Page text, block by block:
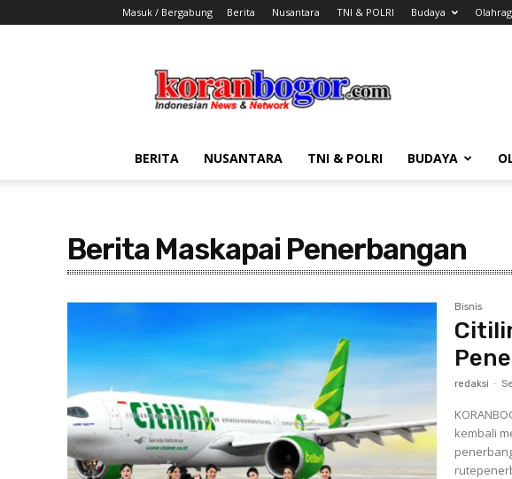
Masuk / Bergabung Berita Nusantara TNI & POLRI Budaya
Bogor
BERITA NUSANTARA TNI & POLRI BUDAYA
Berita Maskapai Penerbangan
Bisnis
redaksi -
kembali